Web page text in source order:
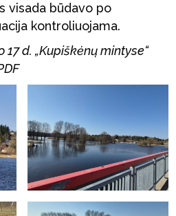
visada būdavo po
kontroliuojama.
d. „Kupiškėnų mintyse“